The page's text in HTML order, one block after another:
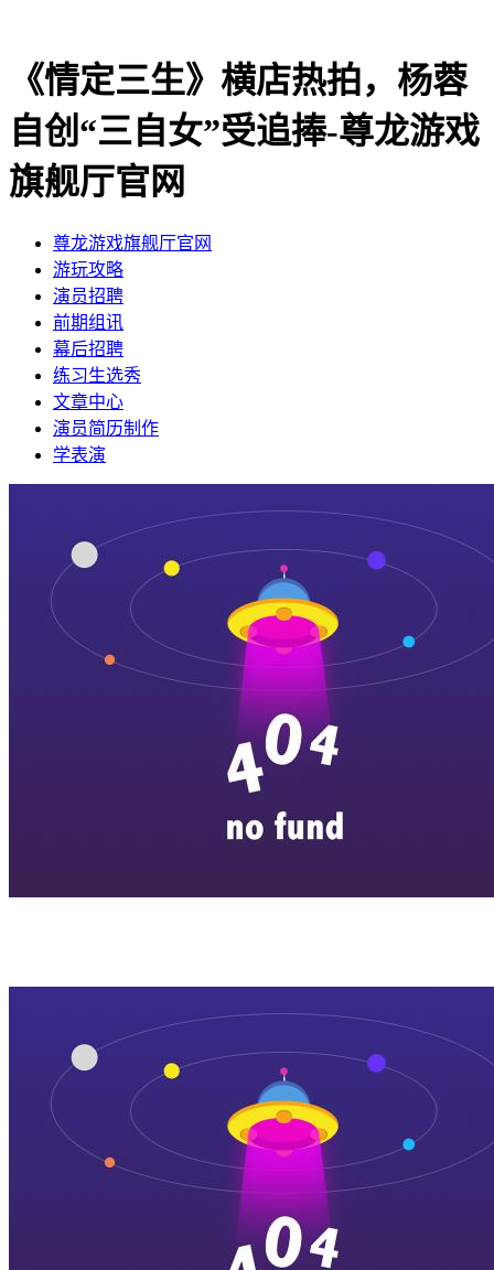
《情定三生》横店热拍，杨蓉
自创“三自女”受追捧-尊龙游戏
旗舰厅官网
尊龙游戏旗舰厅官网
​游玩攻略
​演员招聘
​前期组讯
​幕后招聘
​练习生选秀
文章中心
演员简历制作
学表演